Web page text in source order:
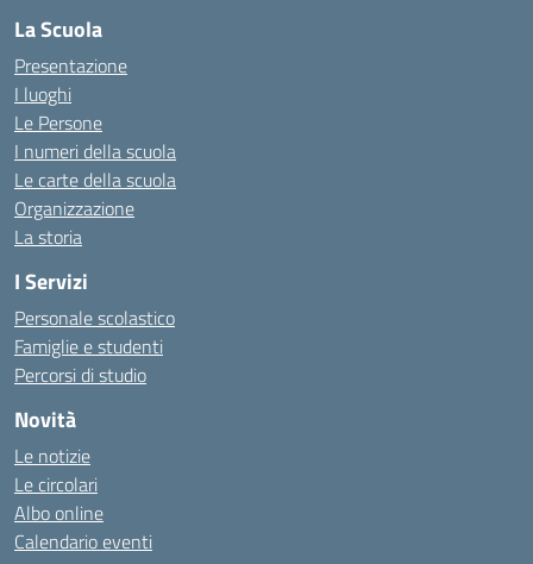
La Scuola
Presentazione
I luoghi
Le Persone
I numeri della scuola
Le carte della scuola
Organizzazione
La storia
I Servizi
Personale scolastico
Famiglie e studenti
Percorsi di studio
Novità
Le notizie
Le circolari
Albo online
Calendario eventi